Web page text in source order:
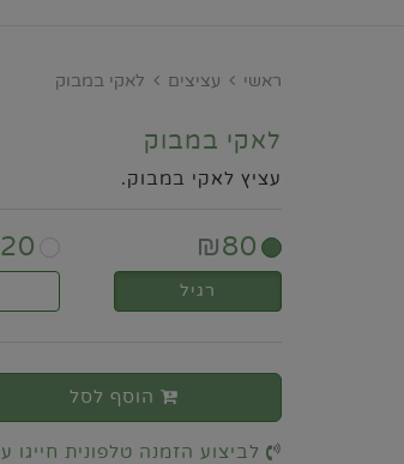
ראשי עציצים לאקי במבוק
לאקי במבוק
עציץ לאקי במבוק.
₪80
רגיל
הוסף לסל
לביצוע הזמנה טלפונית חייגו